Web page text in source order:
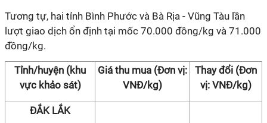
Tương tự, hai tỉnh Bình Phước và Bà Rịa - Vũng Tàu lần
lượt giao dịch ổn định tại mốc 70.000 đồng/kg và 71.000
đồng/kg.
Tỉnh/huyện (khu
vực khảo sát)
Giá thu mua (Đơn vị:
VNĐ/kg)
Thay đổi (Đơn
vị: VNĐ/kg)
ĐẮK LẮK